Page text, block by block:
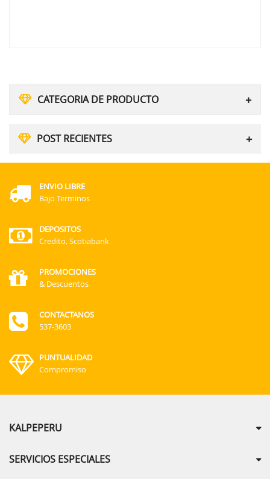
CATEGORIA DE PRODUCTO
POST RECIENTES
ENVIO LIBRE
Bajo Terminos
DEPOSITOS
Credito, Scotiabank
PROMOCIONES
& Descuentos
CONTACTANOS
537-3603
PUNTUALIDAD
Compromiso
KALPEPERU
SERVICIOS ESPECIALES